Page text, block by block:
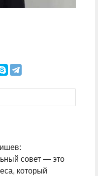
совет — это
который